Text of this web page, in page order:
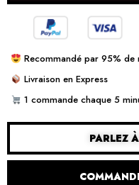
Recommandé par 95% de
Livraison en Express
1 commande chaque 5
PARLEZ